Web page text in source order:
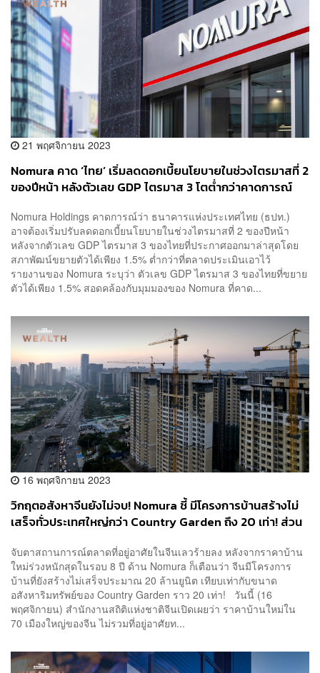
21 พฤศจิกายน 2023
Nomura คาด ‘ไทย’ เริ่มลดดอกเบี้ยนโยบายในช่วงไตรมาสที่ 2
ของปีหน้า หลังตัวเลข GDP ไตรมาส 3 โตต่ำกว่าคาดการณ์
Nomura Holdings คาดการณ์ว่า ธนาคารแห่งประเทศไทย (ธปท.)
อาจต้องเริ่มปรับลดดอกเบี้ยนโยบายในช่วงไตรมาสที่ 2 ของปีหน้า
หลังจากตัวเลข GDP ไตรมาส 3 ของไทยที่ประกาศออกมาล่าสุดโดย
สภาพัฒน์ขยายตัวได้เพียง 1.5% ต่ำกว่าที่ตลาดประเมินเอาไว้
รายงานของ Nomura ระบุว่า ตัวเลข GDP ไตรมาส 3 ของไทยที่ขยาย
ตัวได้เพียง 1.5% สอดคล้องกับมุมมองของ Nomura ที่คาด...
16 พฤศจิกายน 2023
วิกฤตอสังหาจีนยังไม่จบ! Nomura ชี้ มีโครงการบ้านสร้างไม่
เสร็จทั่วประเทศใหญ่กว่า Country Garden ถึง 20 เท่า! ส่วน
จับตาสถานการณ์ตลาดที่อยู่อาศัยในจีนเลวร้ายลง หลังจากราคาบ้าน
ใหม่ร่วงหนักสุดในรอบ 8 ปี ด้าน Nomura ก็เตือนว่า จีนมีโครงการ
บ้านที่ยังสร้างไม่เสร็จประมาณ 20 ล้านยูนิต เทียบเท่ากับขนาด
อสังหาริมทรัพย์ของ Country Garden ราว 20 เท่า! วันนี้ (16
พฤศจิกายน) สำนักงานสถิติแห่งชาติจีนเปิดเผยว่า ราคาบ้านใหม่ใน
70 เมืองใหญ่ของจีน ไม่รวมที่อยู่อาศัยท...